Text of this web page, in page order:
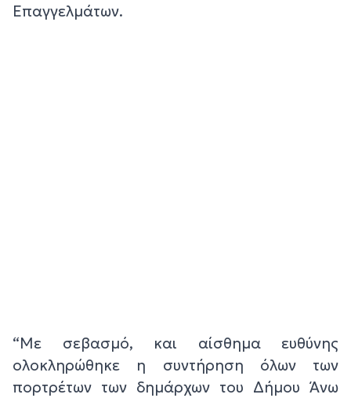
Επαγγελμάτων.
“Με σεβασμό, και αίσθημα ευθύνης
ολοκληρώθηκε η συντήρηση όλων των
πορτρέτων των δημάρχων του Δήμου Άνω